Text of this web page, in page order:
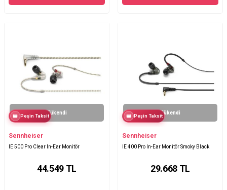
Tükendi
Peşin Taksit
Sennheiser
IE 500 Pro Clear In-Ear Monitör
44.549TL
Tükendi
Peşin Taksit
Sennheiser
IE 400 Pro In-Ear Monitör Smoky Black
29.668TL